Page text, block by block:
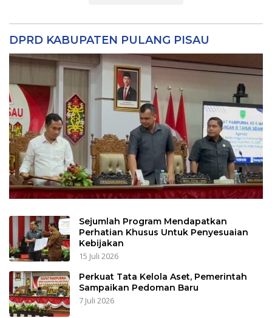
DPRD KABUPATEN PULANG PISAU
Sejumlah Program Mendapatkan
Perhatian Khusus Untuk Penyesuaian
Kebijakan
15 Juli 2026
Perkuat Tata Kelola Aset, Pemerintah
Sampaikan Pedoman Baru
7 Juli 2026